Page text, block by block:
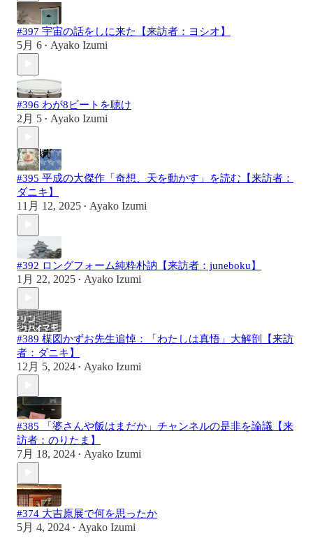
#397 宇宙の話をしに来た【来訪者：ヨシオ】
5月 6 • Ayako Izumi
#396 わが8ビートを聴け
2月 5 • Ayako Izumi
#395 平成の大傑作「奇想、天を動かす」を読む【来訪者：
ダニキ】
11月 12, 2025 • Ayako Izumi
#392 ロングフォーム純粋朴訥【来訪者：juneboku】
1月 22, 2025 • Ayako Izumi
#389 楳図かずお先生追悼：「わたしは真悟」大解剖【来訪
者：ダニキ】
12月 5, 2024 • Ayako Izumi
#385 「婆さんや飯はまだか」チャンネルの是非を論議【来
訪者：のりたま】
7月 18, 2024 • Ayako Izumi
#374 大吉原展で何を思ったか
5月 4, 2024 • Ayako Izumi